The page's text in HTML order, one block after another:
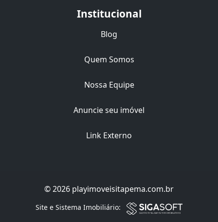
Filtro
Institucional
Blog
Quem Somos
Nossa Equipe
Anuncie seu imóvel
Link Externo
© 2026 playimoveisitapema.com.br
Site e Sistema Imobiliário: